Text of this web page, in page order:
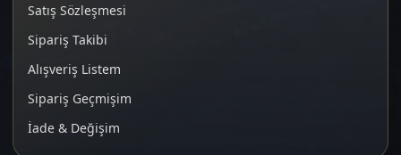
Satış Sözleşmesi
Sipariş Takibi
Alışveriş Listem
Sipariş Geçmişim
İade & Değişim